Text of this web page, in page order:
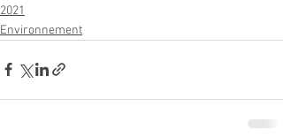
2021
Environnement